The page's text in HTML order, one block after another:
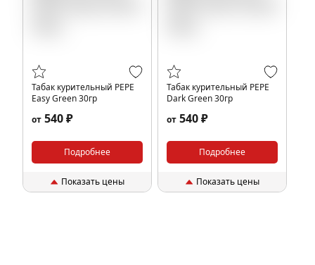
Табак курительный PEPE
Easy Green 30гр
от 540 ₽
Подробнее
Показать цены
Табак курительный PEPE
Dark Green 30гр
от 540 ₽
Подробнее
Показать цены